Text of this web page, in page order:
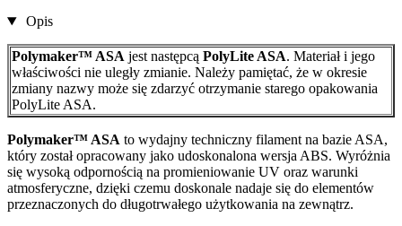
Opis
Polymaker™ ASA jest następcą PolyLite ASA. Materiał i jego
właściwości nie uległy zmianie. Należy pamiętać, że w okresie
zmiany nazwy może się zdarzyć otrzymanie starego opakowania
PolyLite ASA.
Polymaker™ ASA to wydajny techniczny filament na bazie ASA,
który został opracowany jako udoskonalona wersja ABS. Wyróżnia
się wysoką odpornością na promieniowanie UV oraz warunki
atmosferyczne, dzięki czemu doskonale nadaje się do elementów
przeznaczonych do długotrwałego użytkowania na zewnątrz.